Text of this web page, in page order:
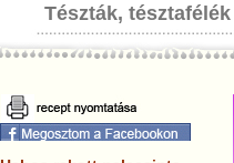
Tészták, tésztafélék